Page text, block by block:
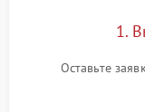
1.
Оставьте